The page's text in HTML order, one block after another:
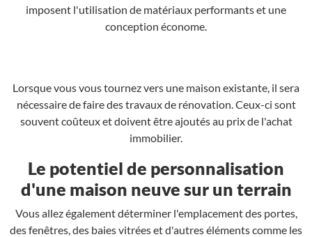
imposent l'utilisation de matériaux performants et une
conception économe.
Lorsque vous vous tournez vers une maison existante, il sera
nécessaire de faire des travaux de rénovation. Ceux-ci sont
souvent coûteux et doivent être ajoutés au prix de l'achat
immobilier.
Le potentiel de personnalisation
d'une maison neuve sur un terrain
Vous allez également déterminer l'emplacement des portes,
des fenêtres, des baies vitrées et d'autres éléments comme les